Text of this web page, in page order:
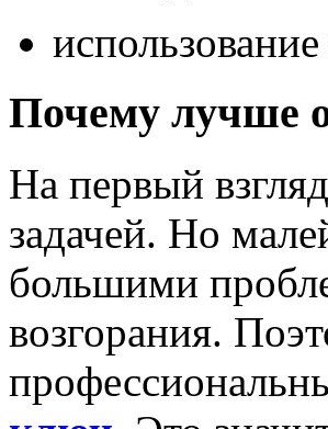
Почему лучше
На первый
задачей. Но
большими
возгорания.